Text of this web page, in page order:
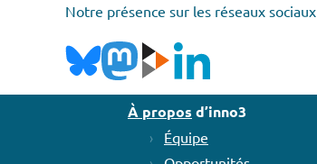
Notre présence sur les réseaux sociaux
À propos d’inno3
Équipe